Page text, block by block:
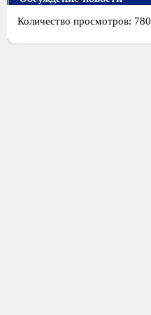
Количество просмотров: 780